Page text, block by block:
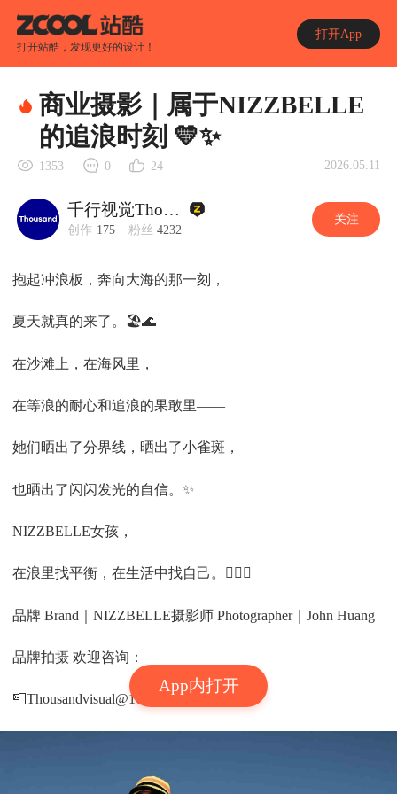
打开站酷，发现更好的设计！
打开App
App内打开
商业摄影｜属于NIZZBELLE
的追浪时刻 💛✨
1353 0 24 2026.05.11
千行视觉Thousand
创作 175 粉丝 4232
关注
抱起冲浪板，奔向大海的那一刻，
夏天就真的来了。🏖️🌊
在沙滩上，在海风里，
在等浪的耐心和追浪的果敢里——
她们晒出了分界线，晒出了小雀斑，
也晒出了闪闪发光的自信。✨
NIZZBELLE女孩，
在浪里找平衡，在生活中找自己。🏄‍♀️💛
品牌 Brand｜NIZZBELLE摄影师 Photographer｜John Huang
品牌拍摄 欢迎咨询：
📮Thousandvisual@163.com